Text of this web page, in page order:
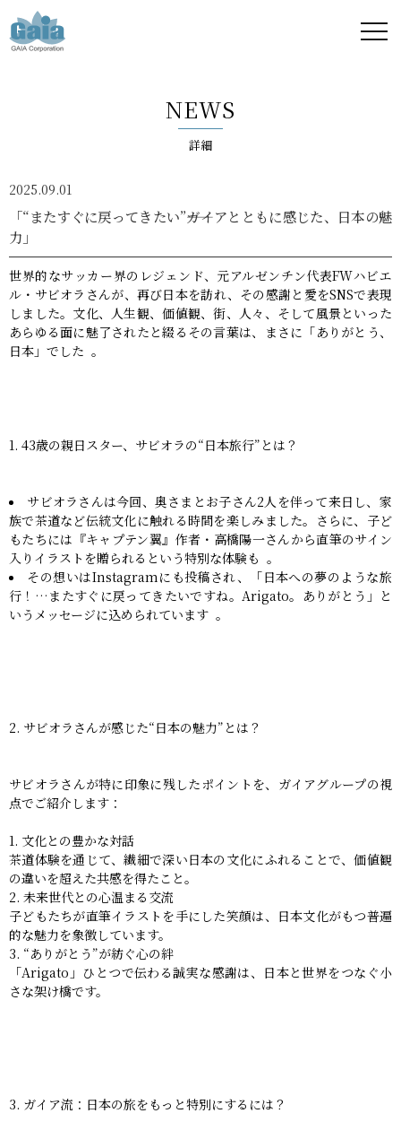
ア -
GAIA
Corporation
-
NEWS
詳細
2025.09.01
「“またすぐに戻ってきたい”――ガイアとともに感じた、日本の魅
力」
世界的なサッカー界のレジェンド、元アルゼンチン代表FWハビエ
ル・サビオラさんが、再び日本を訪れ、その感謝と愛をSNSで表現
しました。文化、人生観、価値観、街、人々、そして風景といった
あらゆる面に魅了されたと綴るその言葉は、まさに「ありがとう、
日本」でした 。
1. 43歳の親日スター、サビオラの“日本旅行”とは？
サビオラさんは今回、奥さまとお子さん2人を伴って来日し、家
族で茶道など伝統文化に触れる時間を楽しみました。さらに、子ど
もたちには『キャプテン翼』作者・高橋陽一さんから直筆のサイン
入りイラストを贈られるという特別な体験も 。
その想いはInstagramにも投稿され、「日本への夢のような旅
行！…またすぐに戻ってきたいですね。Arigato。ありがとう」と
いうメッセージに込められています 。
2. サビオラさんが感じた“日本の魅力”とは？
サビオラさんが特に印象に残したポイントを、ガイアグループの視
点でご紹介します：
文化との豊かな対話
茶道体験を通じて、繊細で深い日本の文化にふれることで、価値観
の違いを超えた共感を得たこと。
未来世代との心温まる交流
子どもたちが直筆イラストを手にした笑顔は、日本文化がもつ普遍
的な魅力を象徴しています。
“ありがとう”が紡ぐ心の絆
「Arigato」ひとつで伝わる誠実な感謝は、日本と世界をつなぐ小
さな架け橋です。
3. ガイア流：日本の旅をもっと特別にするには？